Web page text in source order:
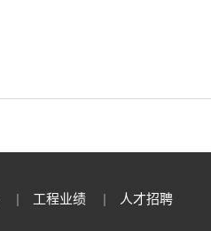
| 工程业绩 | 人才招聘